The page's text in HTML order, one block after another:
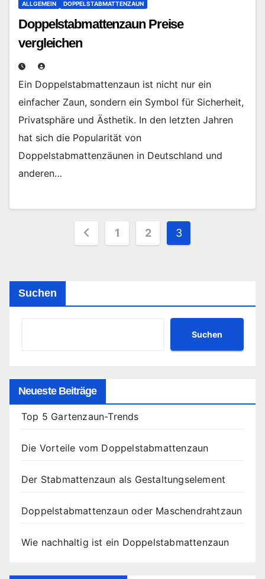
ALLGEMEIN DOPPELSTABMATTENZAUN
Doppelstabmattenzaun Preise
vergleichen
Ein Doppelstabmattenzaun ist nicht nur ein
einfacher Zaun, sondern ein Symbol für Sicherheit,
Privatsphäre und Ästhetik. In den letzten Jahren
hat sich die Popularität von
Doppelstabmattenzäunen in Deutschland und
anderen…
Seitennummerierung
1 2 3
Suchen
Suchen
Neueste Beiträge
Top 5 Gartenzaun-Trends
Die Vorteile vom Doppelstabmattenzaun
Der Stabmattenzaun als Gestaltungselement
Doppelstabmattenzaun oder Maschendrahtzaun
Wie nachhaltig ist ein Doppelstabmattenzaun